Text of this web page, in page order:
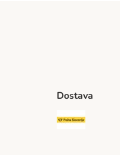
Method
Payment Method
Dostava
Pošta